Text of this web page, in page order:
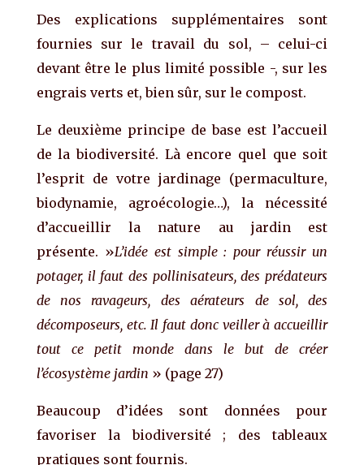
Des explications supplémentaires sont
fournies sur le travail du sol, – celui-ci
devant être le plus limité possible -, sur les
engrais verts et, bien sûr, sur le compost.
Le deuxième principe de base est l’accueil
de la biodiversité. Là encore quel que soit
l’esprit de votre jardinage (permaculture,
biodynamie, agroécologie…), la nécessité
d’accueillir la nature au jardin est
présente. »L’idée est simple : pour réussir un
potager, il faut des pollinisateurs, des prédateurs
de nos ravageurs, des aérateurs de sol, des
décomposeurs, etc. Il faut donc veiller à accueillir
tout ce petit monde dans le but de créer
l’écosystème jardin » (page 27)
Beaucoup d’idées sont données pour
favoriser la biodiversité ; des tableaux
pratiques sont fournis.